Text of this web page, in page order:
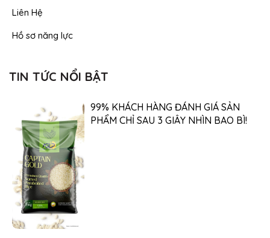
Liên Hệ
Hồ sơ năng lực
TIN TỨC NỔI BẬT
99% KHÁCH HÀNG ĐÁNH GIÁ SẢN
PHẨM CHỈ SAU 3 GIÂY NHÌN BAO BÌ!